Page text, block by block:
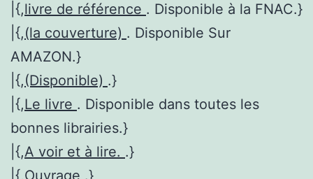
|{,livre de référence . Disponible à la FNAC.}
|{,(la couverture) . Disponible Sur
AMAZON.}
|{,(Disponible) .}
|{,Le livre . Disponible dans toutes les
bonnes librairies.}
|{,A voir et à lire. .}